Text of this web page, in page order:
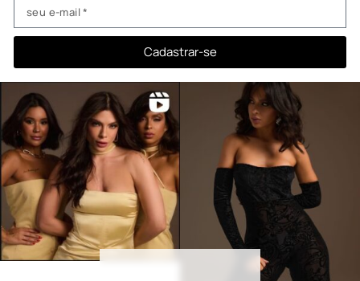
Cadastrar-se